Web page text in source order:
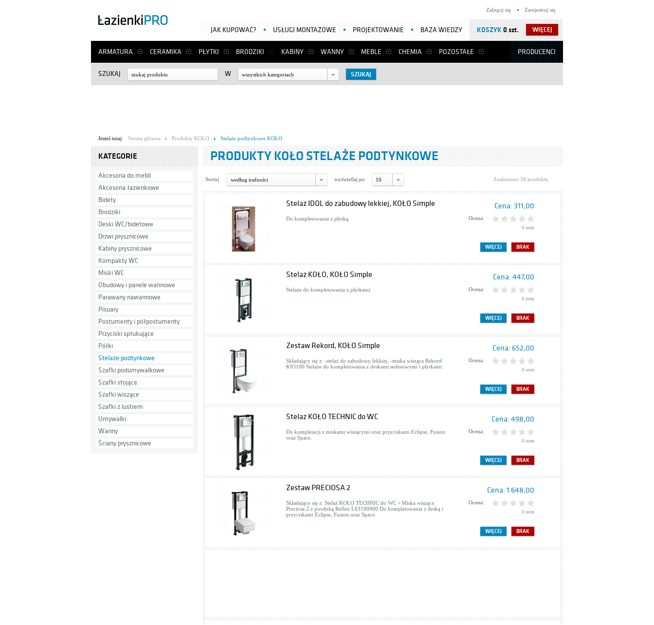
ARMATURA CERAMIKA PŁYTKI BRODZIKI KABINY WANNY MEBLE CHEMIA POZOSTAŁE PRODUCENCI
JAK KUPOWAĆ? USŁUGI MONTAŻOWE PROJEKTOWANIE BAZA WIEDZY WIĘCEJ
KOSZYK0 szt.
Zaloguj się Zarejestruj się
SZUKAJ W wszystkich kategoriach
Jesteś tutaj: Strona główna Produkty KOŁO Stelaże podtynkowe KOŁO
KATEGORIE
Akcesoria do mebli
Akcesoria łazienkowe
Bidety
Brodziki
Deski WC/bidetowe
Drzwi prysznicowe
Kabiny prysznicowe
Kompakty WC
Miski WC
Obudowy i panele wannowe
Parawany nawannowe
Pisuary
Postumenty i półpostumenty
Przyciski spłukujące
Półki
Stelaże podtynkowe
Szafki podumywalkowe
Szafki stojące
Szafki wiszące
Szafki z lustrem
Umywalki
Wanny
Ściany prysznicowe
PRODUKTY KOŁO STELAŻE PODTYNKOWE
Sortuj według trafności wyświetlaj po 10 Znaleziono 34 produkty
Stelaż IDOL do zabudowy lekkiej, KOŁO Simple
Do kompletowania z płytką.
Cena: 311,00
Ocena:
0 ocen
BRAK
WIĘCEJ
Stelaż KOŁO, KOŁO Simple
Stelaże do kompletowania z płytkami.
Cena: 447,00
Ocena:
0 ocen
BRAK
WIĘCEJ
Zestaw Rekord, KOŁO Simple
Składający się z: -stelaż do zabudowy lekkiej, -miska wisząca Rekord
K93100 Stelaże do kompletowania z deskami sedesowymi i płytkami.
Cena: 652,00
Ocena:
0 ocen
BRAK
WIĘCEJ
Stelaż KOŁO TECHNIC do WC
Do kompletacji z miskami wiszącymi oraz przyciskami Eclipse, Fusion
oraz Space.
Cena: 498,00
Ocena:
0 ocen
BRAK
WIĘCEJ
Zestaw PRECIOSA 2
Składający się z: Stelaż KOŁO TECHNIC do WC + Miska wisząca
Preciosa 2 z powłoką Reflex L63100900 Do kompletowania z deską i
przyciskami Eclipse, Fusion oraz Space.
Cena: 1 648,00
Ocena:
0 ocen
BRAK
WIĘCEJ